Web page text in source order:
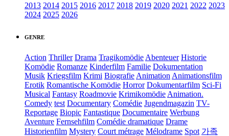
2013 2014 2015 2016 2017 2018 2019 2020 2021 2022 2023
2024 2025 2026
GENRE
Action Thriller Drama Tragikomödie Abenteuer Historie
Komödie Romanze Kinderfilm Familie Dokumentation
Musik Kriegsfilm Krimi Biografie Animation Animationsfilm
Erotik Romantische Komödie Horror Dokumentarfilm Sci-Fi
Musical Fantasy Roadmovie Krimikomödie Animation.
Comedy test Documentary Comédie Jugendmagazin TV-
Reportage Biopic Fantastique Documentaire Werbung
Aventure Fernsehfilm Comédie dramatique Drame
Historienfilm Mystery Court métrage Mélodrame Spot 가족